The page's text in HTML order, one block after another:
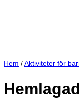
Hem /Aktiviteter för